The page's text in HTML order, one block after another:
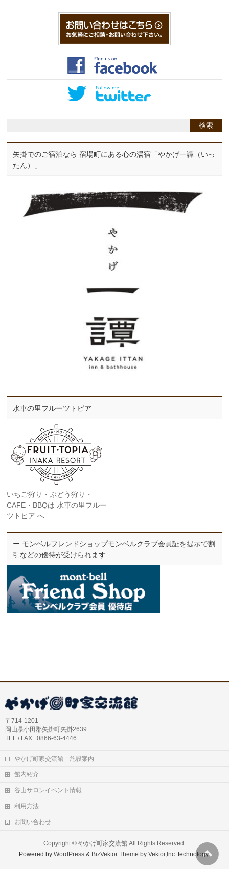
矢掛でのご宿泊なら 宿場町にある心の湯宿「やかげ一譚（いっ
たん）」
水車の里フルーツトピア
いちご狩り・ぶどう狩り・
CAFE・BBQは 水車の里フルー
ツトピア へ
ー モンベルフレンドショップモンベルクラブ会員証を提示で割
引などの優待が受けられます
〒714-1201
岡山県小田郡矢掛町矢掛2639
TEL / FAX : 0866-63-4446
やかげ町家交流館 施設案内
館内紹介
谷山サロンイベント情報
利用方法
お問い合わせ
Copyright © やかげ町家交流館All Rights Reserved.
Powered byWordPress & BizVektor Theme byVektor,Inc. technology.